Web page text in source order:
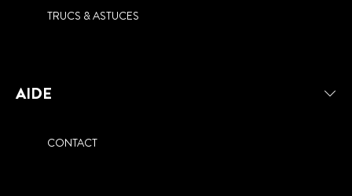
TRUCS & ASTUCES
AIDE
CONTACT